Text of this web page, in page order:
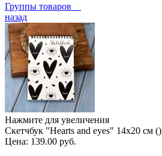
Группы товаров
назад
Нажмите для увеличения
Скетчбук "Hearts and eyes" 14х20 см ()
Цена: 139.00 руб.